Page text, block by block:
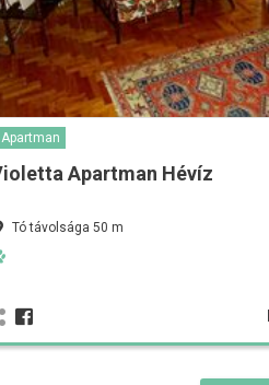
Apartman
Apartman Hévíz
Tó távolsága 50 m